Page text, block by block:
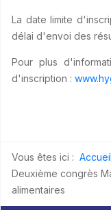
La date limite
délai d'envoi des
Pour plus
d'inscription :
Vous êtes ici : Accueil
Deuxième congrès
alimentaires